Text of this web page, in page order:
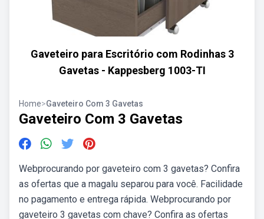
Gaveteiro para Escritório com Rodinhas 3
Gavetas - Kappesberg 1003-TI
Home>Gaveteiro Com 3 Gavetas
Gaveteiro Com 3 Gavetas
Webprocurando por gaveteiro com 3 gavetas? Confira
as ofertas que a magalu separou para você. Facilidade
no pagamento e entrega rápida. Webprocurando por
gaveteiro 3 gavetas com chave? Confira as ofertas